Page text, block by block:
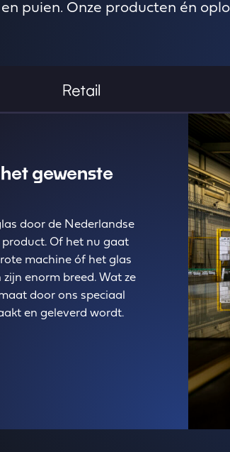
puien. Onze producten én
Retail
gewenste
door de Nederlandse
Of het nu gaat
machine óf het glas
enorm breed. Wat ze
door ons speciaal
en geleverd wordt.